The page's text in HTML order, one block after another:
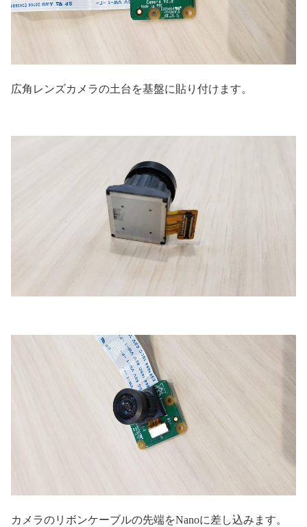
広角レンズカメラの土台を基盤に貼り付けます。
カメラのリボンケーブルの先端をNanoに差し込みます。